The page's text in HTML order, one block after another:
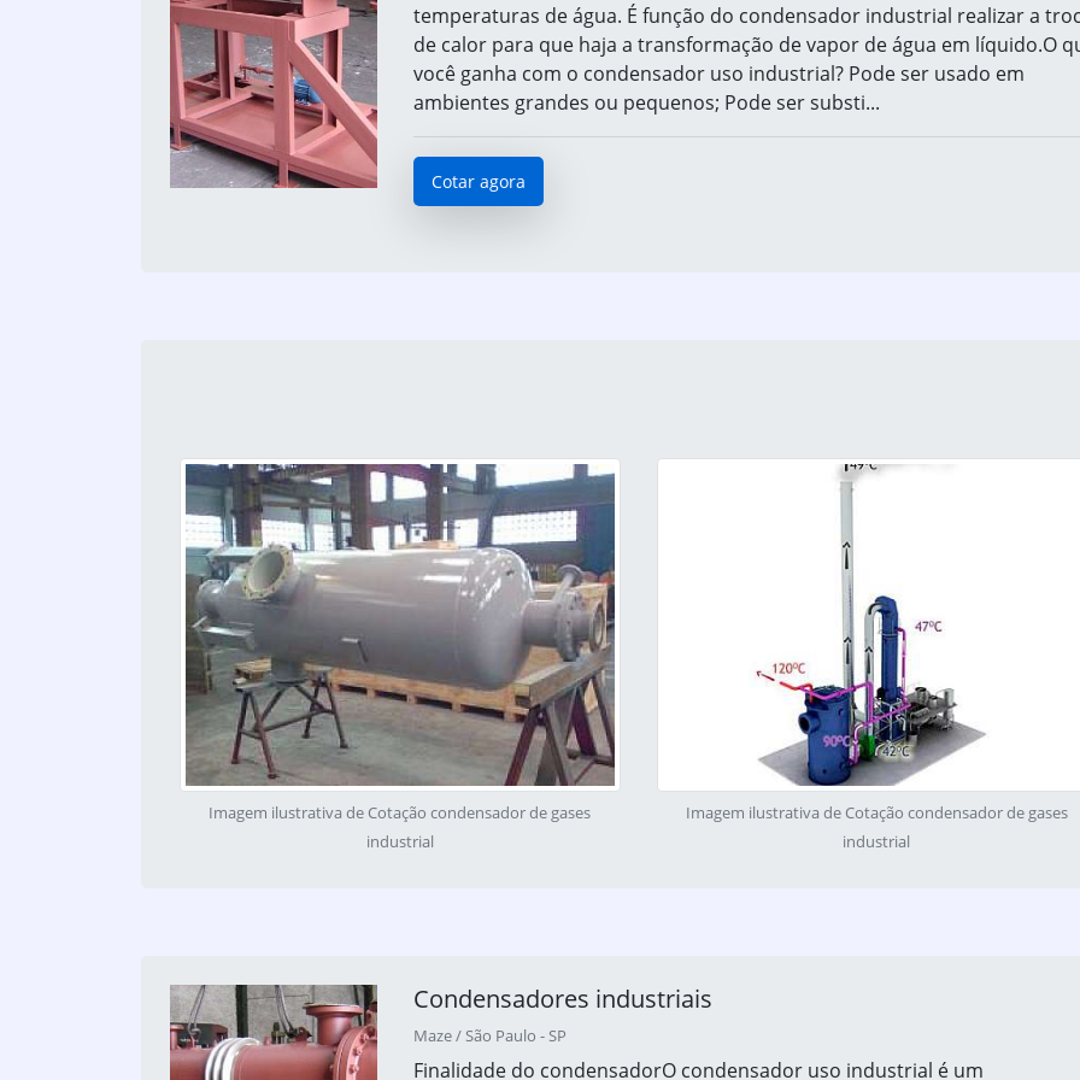
temperaturas de água. É função do condensador industrial realizar a
de calor para que haja a transformação de vapor de água em líquido.O
você ganha com o condensador uso industrial? Pode ser usado em
ambientes grandes ou pequenos; Pode ser substi...
Cotar agora
Imagem ilustrativa de Cotação condensador de gases
industrial
Imagem ilustrativa de Cotação condensador de gases
industrial
Condensadores industriais
Maze / São Paulo - SP
Finalidade do condensadorO condensador uso industrial é um